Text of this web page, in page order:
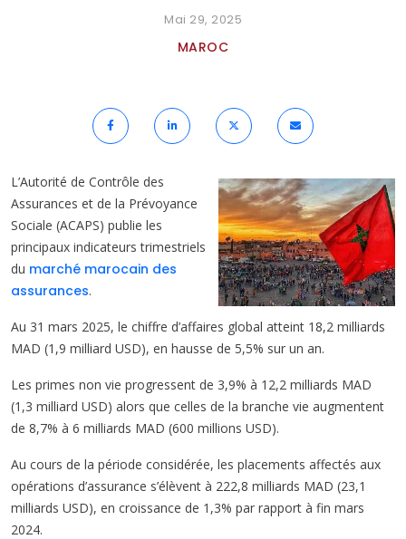
Mai 29, 2025
MAROC
L’Autorité de Contrôle des
Assurances et de la Prévoyance
Sociale (ACAPS) publie les
principaux indicateurs trimestriels
du marché marocain des
assurances.
Au 31 mars 2025, le chiffre d’affaires global atteint 18,2 milliards
MAD (1,9 milliard USD), en hausse de 5,5% sur un an.
Les primes non vie progressent de 3,9% à 12,2 milliards MAD
(1,3 milliard USD) alors que celles de la branche vie augmentent
de 8,7% à 6 milliards MAD (600 millions USD).
Au cours de la période considérée, les placements affectés aux
opérations d’assurance s’élèvent à 222,8 milliards MAD (23,1
milliards USD), en croissance de 1,3% par rapport à fin mars
2024.